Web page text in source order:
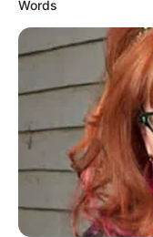
Dieses
Auswahl von
und Umgebung:
Pützchens
Im Bonner
Words